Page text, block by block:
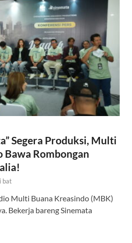
Segera Produksi, Multi
Bawa Rombongan
bat
Multi Buana Kreasindo (MBK)
Bekerja bareng Sinemata